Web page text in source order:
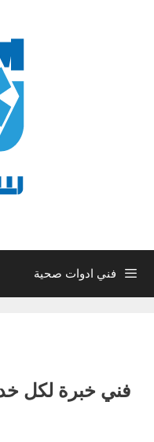
فني ادوات صحية
فني خبرة لكل